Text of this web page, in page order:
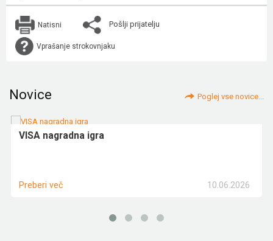
Natisni Pošlji prijatelju
Vprašanje strokovnjaku
Novice Poglej vse novice...
VISA nagradna igra
10.06.2026
Preberi več